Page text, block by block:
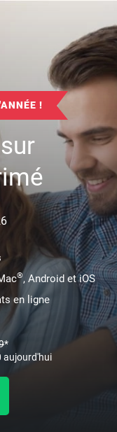
!
®, Android et iOS
en ligne
*
aujourd'hui